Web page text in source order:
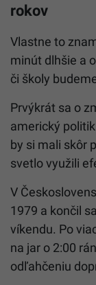
rokov
Vlastne to
minút dlhšie a
či školy
Prvýkrát sa o
americký
by si mali skôr
svetlo využili
V
1979 a končil
víkendu. Po
na jar o 2:00
odľahčeniu